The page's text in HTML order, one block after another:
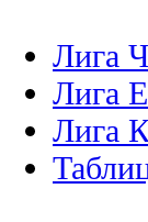
Лига
Лига
Лига